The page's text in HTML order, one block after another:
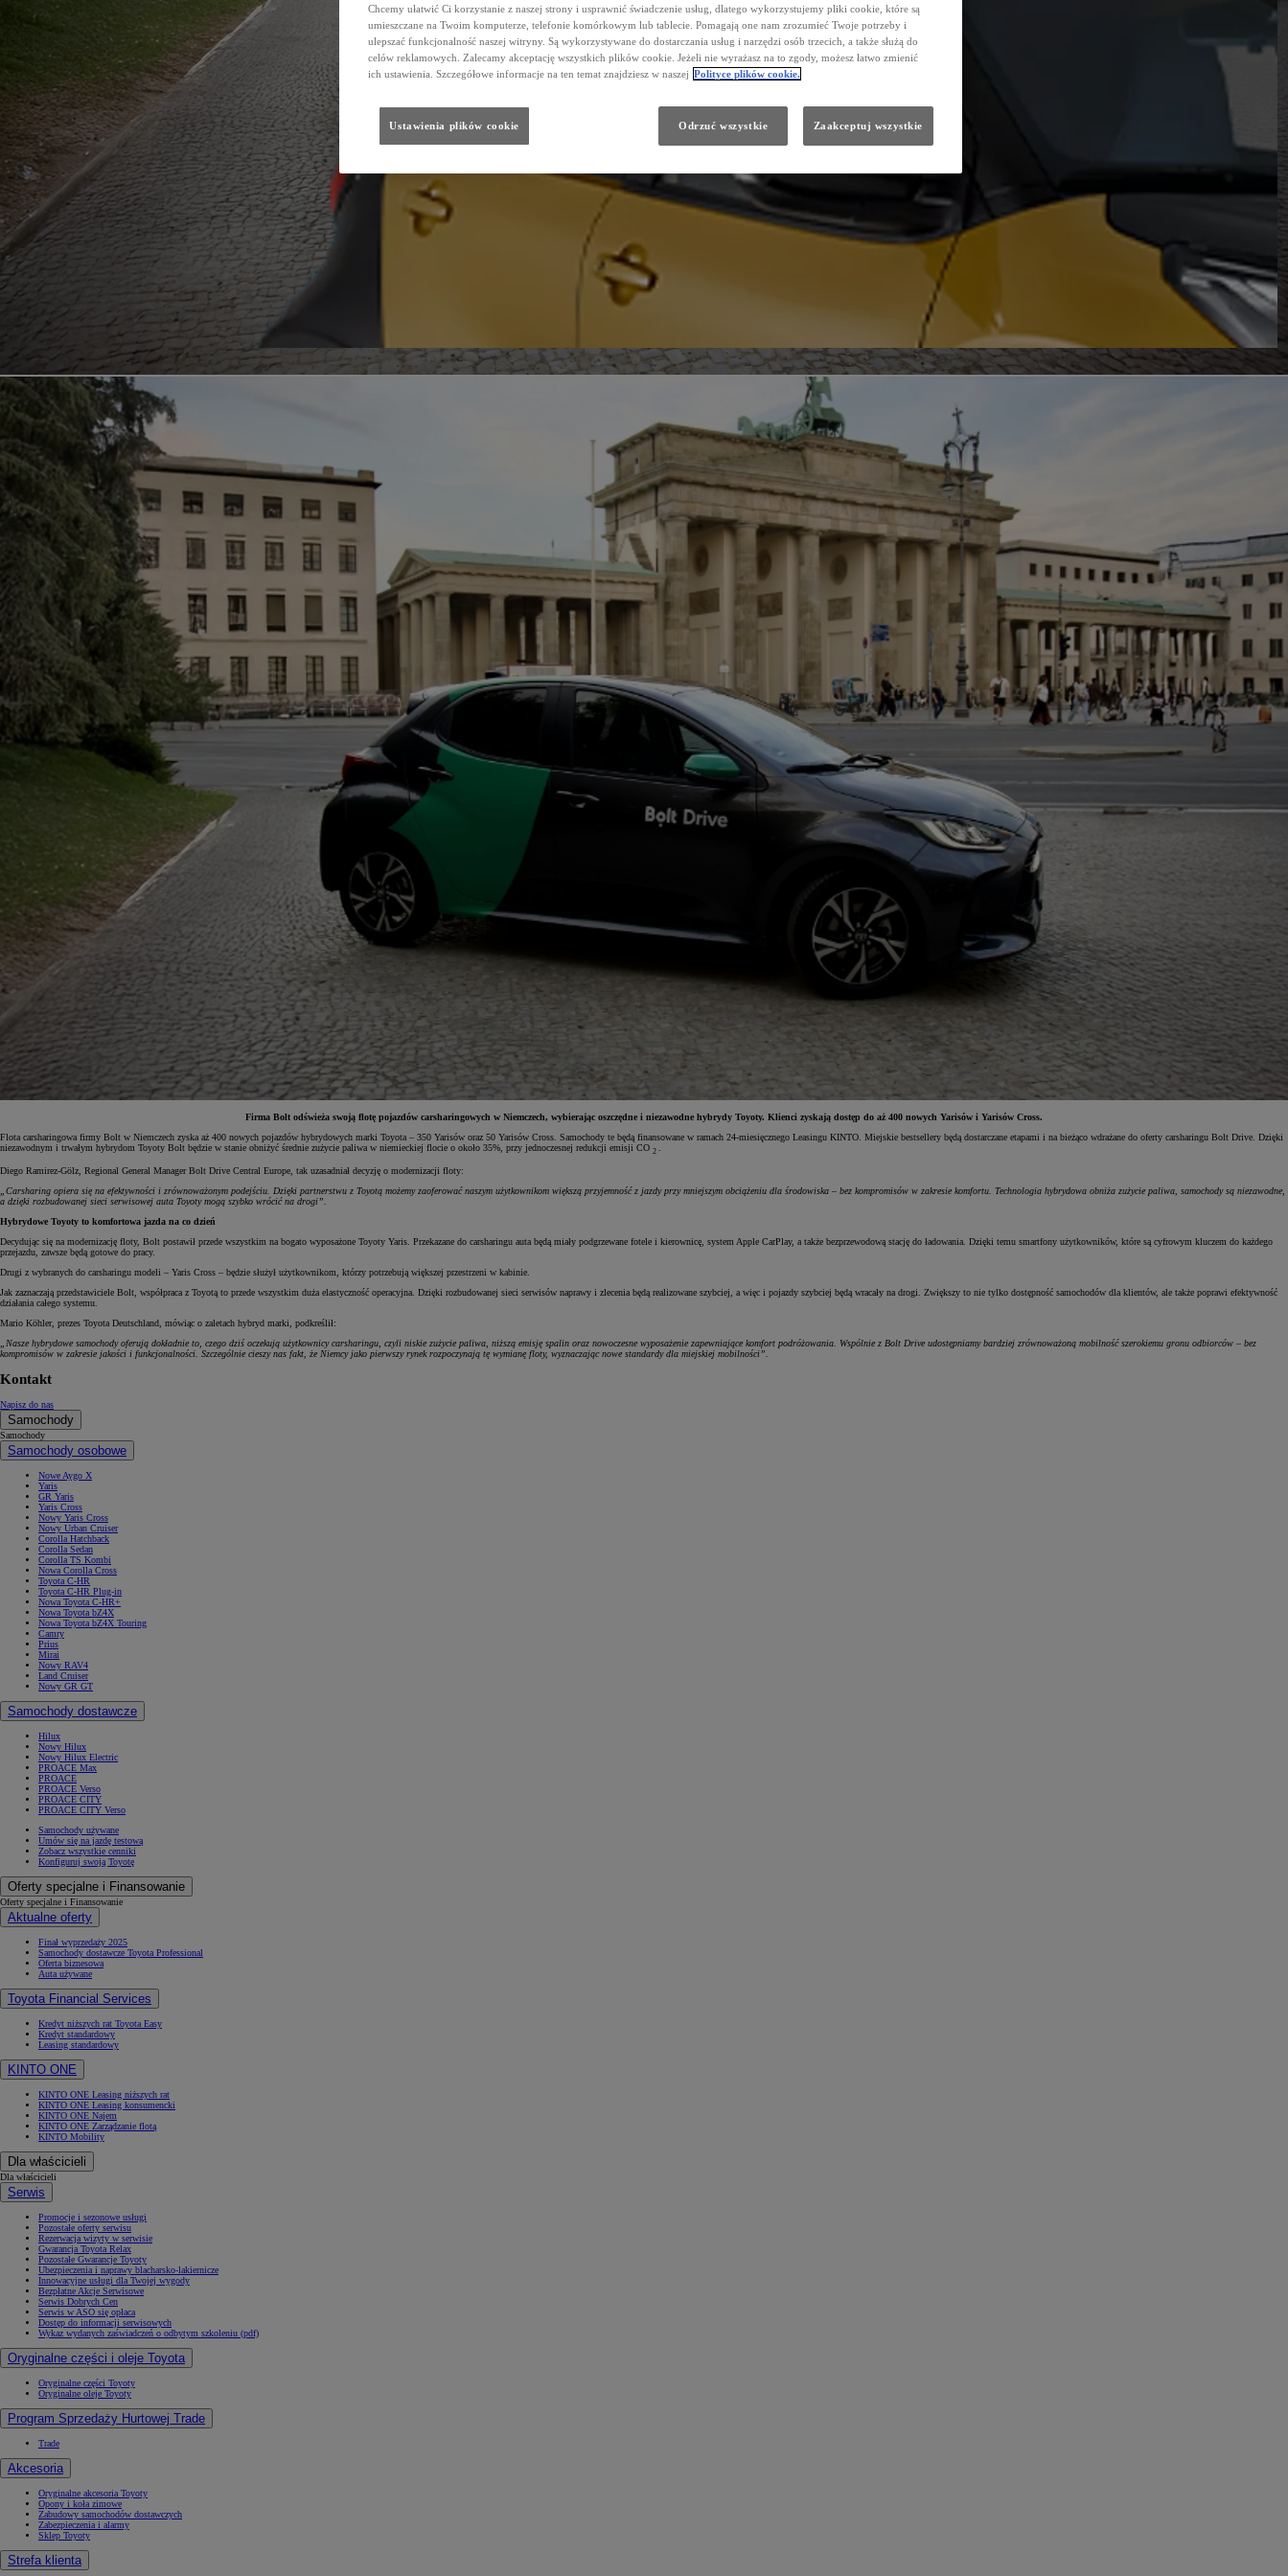
HYBRID
Firma Bolt odświeża swoją flotę pojazdów carsharingowych w Niemczech, wybierając oszczędne i niezawodne hybrydy Toyoty. Klienci zyskają dostęp do aż 400 nowych Yarisów i Yarisów Cross.
Flota carsharingowa firmy Bolt w Niemczech zyska aż 400 nowych pojazdów hybrydowych marki Toyota – 350 Yarisów oraz 50 Yarisów Cross. Samochody te będą finansowane w ramach 24-miesięcznego Leasingu KINTO. Miejskie bestsellery będą dostarczane etapami i na bieżąco wdrażane do oferty carsharingu Bolt Drive. Dzięki
niezawodnym i trwałym hybrydom Toyoty Bolt będzie w stanie obniżyć średnie zużycie paliwa w niemieckiej flocie o około 35%, przy jednoczesnej redukcji emisji CO 2 .
Diego Ramirez-Gölz, Regional General Manager Bolt Drive Central Europe, tak uzasadniał decyzję o modernizacji floty:
„Carsharing opiera się na efektywności i zrównoważonym podejściu. Dzięki partnerstwu z Toyotą możemy zaoferować naszym użytkownikom większą przyjemność z jazdy przy mniejszym obciążeniu dla środowiska – bez kompromisów w zakresie komfortu. Technologia hybrydowa obniża zużycie paliwa, samochody są niezawodne,
a dzięki rozbudowanej sieci serwisowej auta Toyoty mogą szybko wrócić na drogi”.
Hybrydowe Toyoty to komfortowa jazda na co dzień
Decydując się na modernizację floty, Bolt postawił przede wszystkim na bogato wyposażone Toyoty Yaris. Przekazane do carsharingu auta będą miały podgrzewane fotele i kierownicę, system Apple CarPlay, a także bezprzewodową stację do ładowania. Dzięki temu smartfony użytkowników, które są cyfrowym kluczem do każdego
przejazdu, zawsze będą gotowe do pracy.
Drugi z wybranych do carsharingu modeli – Yaris Cross – będzie służył użytkownikom, którzy potrzebują większej przestrzeni w kabinie.
Jak zaznaczają przedstawiciele Bolt, współpraca z Toyotą to przede wszystkim duża elastyczność operacyjna. Dzięki rozbudowanej sieci serwisów naprawy i zlecenia będą realizowane szybciej, a więc i pojazdy szybciej będą wracały na drogi. Zwiększy to nie tylko dostępność samochodów dla klientów, ale także poprawi efektywność
działania całego systemu.
Mario Köhler, prezes Toyota Deutschland, mówiąc o zaletach hybryd marki, podkreślił:
„Nasze hybrydowe samochody oferują dokładnie to, czego dziś oczekują użytkownicy carsharingu, czyli niskie zużycie paliwa, niższą emisję spalin oraz nowoczesne wyposażenie zapewniające komfort podróżowania. Wspólnie z Bolt Drive udostępniamy bardziej zrównoważoną mobilność szerokiemu gronu odbiorców – bez
kompromisów w zakresie jakości i funkcjonalności. Szczególnie cieszy nas fakt, że Niemcy jako pierwszy rynek rozpoczynają tę wymianę floty, wyznaczając nowe standardy dla miejskiej mobilności”.
Kontakt
Napisz do nas
Samochody
Samochody
Samochody osobowe
Nowe Aygo X
Yaris
GR Yaris
Yaris Cross
Nowy Yaris Cross
Nowy Urban Cruiser
Corolla Hatchback
Corolla Sedan
Corolla TS Kombi
Nowa Corolla Cross
Toyota C-HR
Toyota C-HR Plug-in
Nowa Toyota C-HR+
Nowa Toyota bZ4X
Nowa Toyota bZ4X Touring
Camry
Prius
Mirai
Nowy RAV4
Land Cruiser
Nowy GR GT
Samochody dostawcze
Hilux
Nowy Hilux
Nowy Hilux Electric
PROACE Max
PROACE
PROACE Verso
PROACE CITY
PROACE CITY Verso
Samochody używane
Umów się na jazdę testową
Zobacz wszystkie cenniki
Konfiguruj swoją Toyotę
Oferty specjalne i Finansowanie
Oferty specjalne i Finansowanie
Aktualne oferty
Finał wyprzedaży 2025
Samochody dostawcze Toyota Professional
Oferta biznesowa
Auta używane
Toyota Financial Services
Kredyt niższych rat Toyota Easy
Kredyt standardowy
Leasing standardowy
KINTO ONE
KINTO ONE Leasing niższych rat
KINTO ONE Leasing konsumencki
KINTO ONE Najem
KINTO ONE Zarządzanie flotą
KINTO Mobility
Dla właścicieli
Dla właścicieli
Serwis
Promocje i sezonowe usługi
Pozostałe oferty serwisu
Rezerwacja wizyty w serwisie
Gwarancja Toyota Relax
Pozostałe Gwarancje Toyoty
Ubezpieczenia i naprawy blacharsko-lakiernicze
Innowacyjne usługi dla Twojej wygody
Bezpłatne Akcje Serwisowe
Serwis Dobrych Cen
Serwis w ASO się opłaca
Dostęp do informacji serwisowych
Wykaz wydanych zaświadczeń o odbytym szkoleniu (pdf)
Oryginalne części i oleje Toyota
Oryginalne części Toyoty
Oryginalne oleje Toyoty
Program Sprzedaży Hurtowej Trade
Trade
Akcesoria
Oryginalne akcesoria Toyoty
Opony i koła zimowe
Zabudowy samochodów dostawczych
Zabezpieczenia i alarmy
Sklep Toyoty
Strefa klienta
Chcemy ułatwić Ci korzystanie z naszej strony i usprawnić świadczenie usług, dlatego wykorzystujemy pliki cookie, które są
umieszczane na Twoim komputerze, telefonie komórkowym lub tablecie. Pomagają one nam zrozumieć Twoje potrzeby i
ulepszać funkcjonalność naszej witryny. Są wykorzystywane do dostarczania usług i narzędzi osób trzecich, a także służą do
celów reklamowych. Zalecamy akceptację wszystkich plików cookie. Jeżeli nie wyrażasz na to zgody, możesz łatwo zmienić
ich ustawienia. Szczegółowe informacje na ten temat znajdziesz w naszej Polityce plików cookie.
Ustawienia plików cookie Odrzuć wszystkie Zaakceptuj wszystkie